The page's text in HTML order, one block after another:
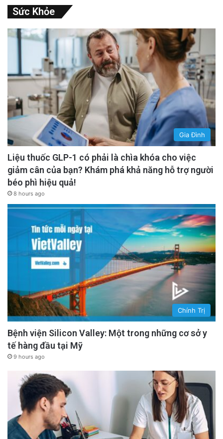
Sức Khỏe
Gia Đình
Liệu thuốc GLP-1 có phải là chìa khóa cho việc
giảm cân của bạn? Khám phá khả năng hỗ trợ người
béo phì hiệu quả!
8 hours ago
Chính Trị
Bệnh viện Silicon Valley: Một trong những cơ sở y
tế hàng đầu tại Mỹ
9 hours ago